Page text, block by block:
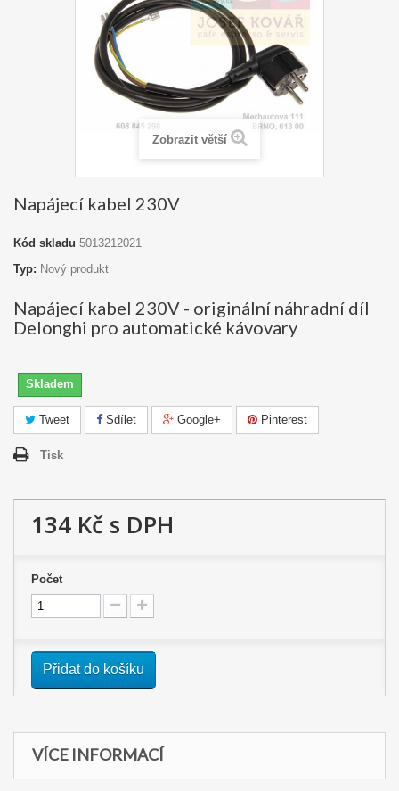
Zobrazit větší
Napájecí kabel 230V
Kód skladu 5013212021
Typ: Nový produkt
Napájecí kabel 230V - originální náhradní díl
Delonghi pro automatické kávovary
Skladem
Tweet Sdílet Google+ Pinterest
Tisk
134 Kč s DPH
Počet
Přidat do košíku
VÍCE INFORMACÍ